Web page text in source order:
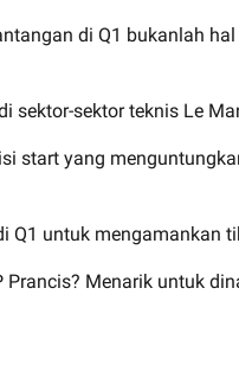
di Q1 bukanlah
sektor teknis Le
start yang
Q1 untuk mengamankan
Menarik untuk